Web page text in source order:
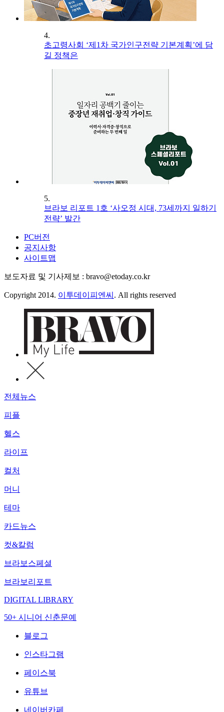
4.
초고령사회 ‘제1차 국가인구전략 기본계획’에 담
길 정책은
5.
브라보 리포트 1호 ‘사오정 시대, 73세까지 일하기
전략’ 발간
PC버전
공지사항
사이트맵
보도자료 및 기사제보 : bravo@etoday.co.kr
Copyright 2014. 이투데이피엔씨 . All rights reserved
전체뉴스
피플
헬스
라이프
컬처
머니
테마
카드뉴스
컷&칼럼
브라보스페셜
브라보리포트
DIGITAL LIBRARY
50+ 시니어 신춘문예
블로그
인스타그램
페이스북
유튜브
네이버카페